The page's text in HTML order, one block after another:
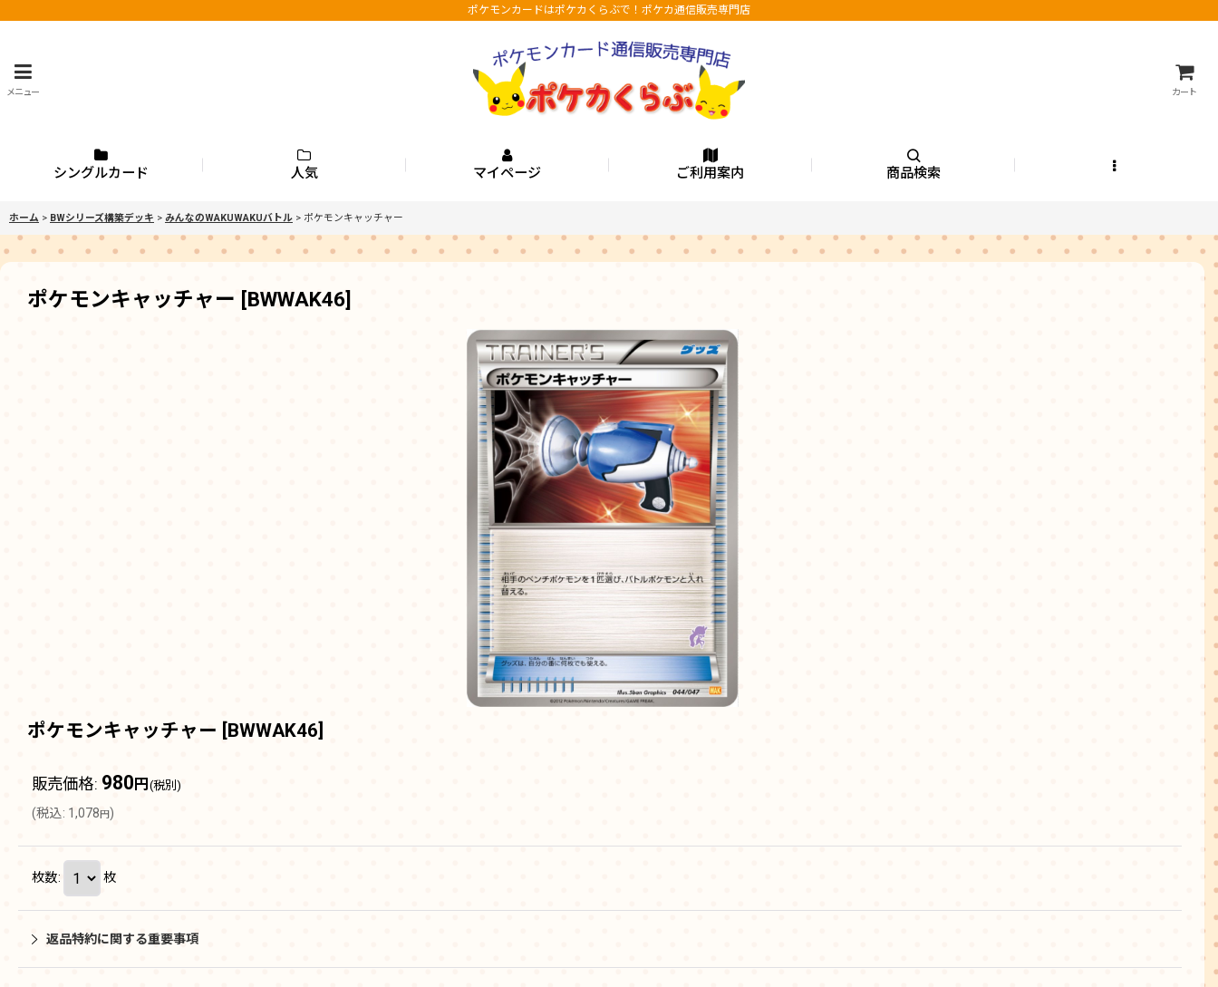
ポケモンカードはポケカくらぶで！ポケカ通信販売専門店
メニュー カート
シングルカード 人気 マイページ ご利用案内 商品検索
ホーム > BWシリーズ構築デッキ > みんなのWAKUWAKUバトル > ポケモンキャッチャー
ポケモンキャッチャー [BWWAK46]
ポケモンキャッチャー [BWWAK46]
販売価格: 980 円 (税別)
(税込: 1,078円)
枚数: 枚
返品特約に関する重要事項